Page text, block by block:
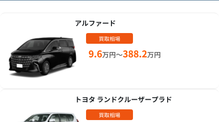
アルファード
買取相場
9.6万円～388.2万円
トヨタ ランドクルーザープラド
買取相場